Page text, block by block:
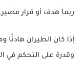
ربما هدف أو قرار
إذا كان الطيران
وقدرة على التحكم في